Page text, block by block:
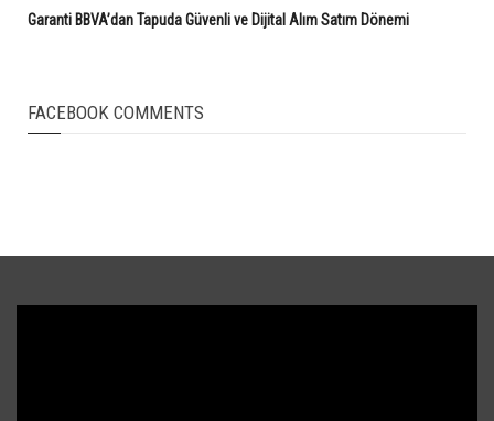
Garanti BBVA’dan Tapuda Güvenli ve Dijital Alım Satım Dönemi
FACEBOOK COMMENTS